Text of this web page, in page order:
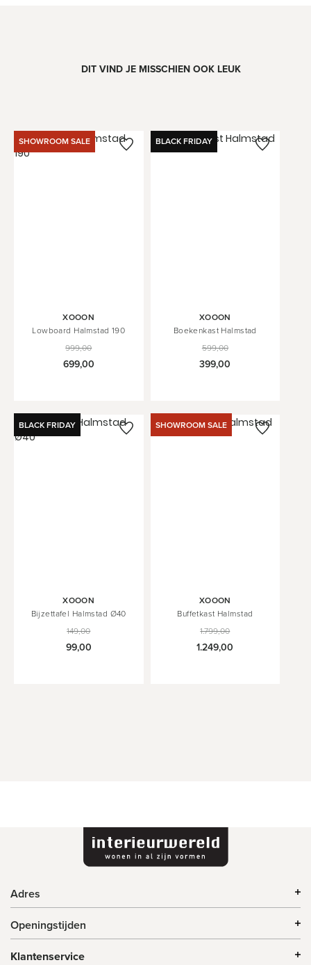
DIT VIND JE MISSCHIEN OOK LEUK
SHOWROOM SALE
XOOON
Lowboard Halmstad 190
999,00
699,00
BLACK FRIDAY
XOOON
Boekenkast Halmstad
599,00
399,00
BLACK FRIDAY
XOOON
Bijzettafel Halmstad Ø40
149,00
99,00
XOOON
Opzetrek Halmstad
650,00
SHOWROOM SALE
XOOON
Buffetkast Halmstad
1.799,00
1.249,00
Adres
Openingstijden
Klantenservice